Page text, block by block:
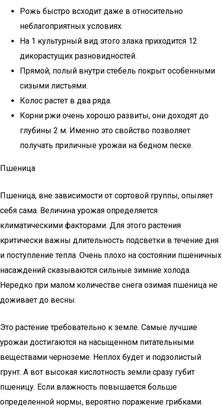
Рожь быстро всходит даже в относительно
неблагоприятных условиях.
На 1 культурный вид этого злака приходится 12
дикорастущих разновидностей.
Прямой, полый внутри стебель покрыт особенными
сизыми листьями.
Колос растет в два ряда.
Корни ржи очень хорошо развиты, они доходят до
глубины 2 м. Именно это свойство позволяет
получать приличные урожаи на бедном песке.
Пшеница
Пшеница, вне зависимости от сортовой группы, опыляет
себя сама. Величина урожая определяется
климатическими факторами. Для этого растения
критически важны длительность подсветки в течение дня
и поступление тепла. Очень плохо на состоянии пшеничных
насаждений сказываются сильные зимние холода.
Нередко при малом количестве снега озимая пшеница не
доживает до весны.
Это растение требовательно к земле. Самые лучшие
урожаи достигаются на насыщенном питательными
веществами черноземе. Неплох будет и подзолистый
грунт. А вот высокая кислотность земли сразу губит
пшеницу. Если влажность повышается больше
определенной нормы, вероятно поражение грибками.